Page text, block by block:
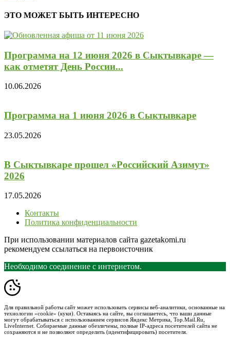
ЭТО МОЖЕТ БЫТЬ ИНТЕРЕСНО
Программа на 12 июня 2026 в Сыктывкаре —
как отметят День России...
10.06.2026
Программа на 1 июня 2026 в Сыктывкаре
23.05.2026
В Сыктывкаре прошел «Российский Азимут»
2026
17.05.2026
Контакты
Политика конфиденциальности
При использовании материалов сайта gazetakomi.ru
рекомендуем ссылаться на первоисточник
Необходимо соединение с интернетом.
Для правильной работы сайт может использовать сервисы веб-аналитики, основанные на
технологии «cookie» (куки). Оставаясь на сайте, вы соглашаетесь, что ваши данные
могут обрабатываться с использованием сервисов Яндекс Метрика, Top.Mail.Ru,
LiveInternet. Собираемые данные обезличены, полные IP-адреса посетителей сайта не
сохраняются и не позволяют определить (идентифицировать) посетителя.